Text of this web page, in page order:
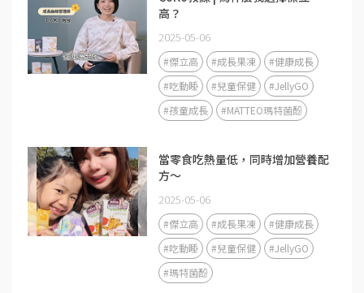
高？
2025-05-06
#傑立高 #成長果凍
#健康成長
#吃動睡
#兒童保健
#JellyGO
#孩童成長
#MATTEO瑪特菌酚
當零食吃熱量低，同時增加營養配
方～
2025-05-06
#傑立高 #成長果凍
#健康成長
#吃動睡
#兒童保健
#JellyGO
#瑪特菌酚